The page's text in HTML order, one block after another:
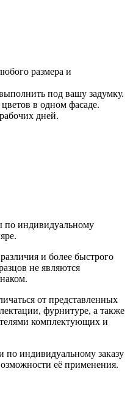
размера и
под вашу задумку.
в одном фасаде.
дней.
по индивидуальному
и более быстрого
не являются
от представленных
фурнитуре, а также
комплектующих и
индивидуальному заказу
её применения.